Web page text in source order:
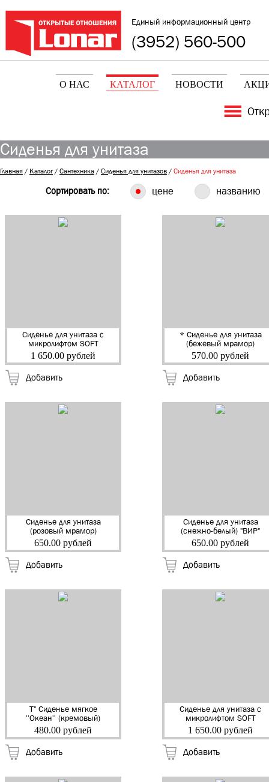
Единый информационный центр
(3952) 560-500
О НАС КАТАЛОГ НОВОСТИ
Сиденья для унитаза
Главная/ Каталог/Сантехника/Сиденья для унитазов/Сиденья для унитаза
Сортировать по: цене названию
Сиденье для унитаза с
микролифтом SOFT
CLOSE 822 "Сантис"
(10)
1 650.00 рублей
Добавить
* Сиденье для унитаза
(бежевый мрамор)
"ВИР" (527) (15)
570.00 рублей
Добавить
Сиденье для унитаза
(розовый мрамор)
"ВИР" (526) (15)
650.00 рублей
Добавить
Сиденье для унитаза
(снежно-белый) "ВИР"
(522) (15)
650.00 рублей
Добавить
Т" Сиденье мягкое
''Океан'' (кремовый)
(17)
480.00 рублей
Добавить
Сиденье для унитаза с
микролифтом SOFT
CLOSE 868 "Сантис"
(10)
1 650.00 рублей
Добавить